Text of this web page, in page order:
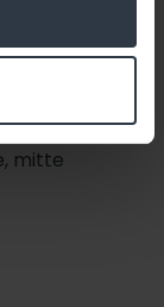
mitte ei
mitte